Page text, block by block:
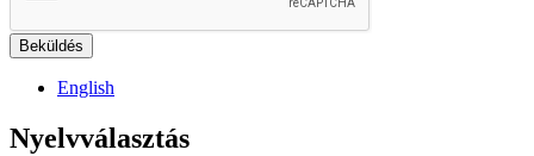
English
Nyelvválasztás